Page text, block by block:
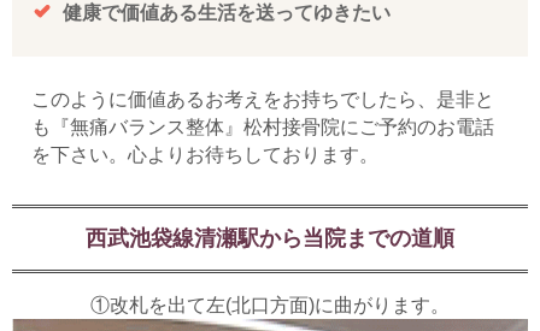
健康で価値ある生活を送ってゆきたい
このように価値あるお考えをお持ちでしたら、是非と
も『無痛バランス整体』松村接骨院にご予約のお電話
を下さい。心よりお待ちしております。
西武池袋線清瀬駅から当院までの道順
①改札を出て左(北口方面)に曲がります。